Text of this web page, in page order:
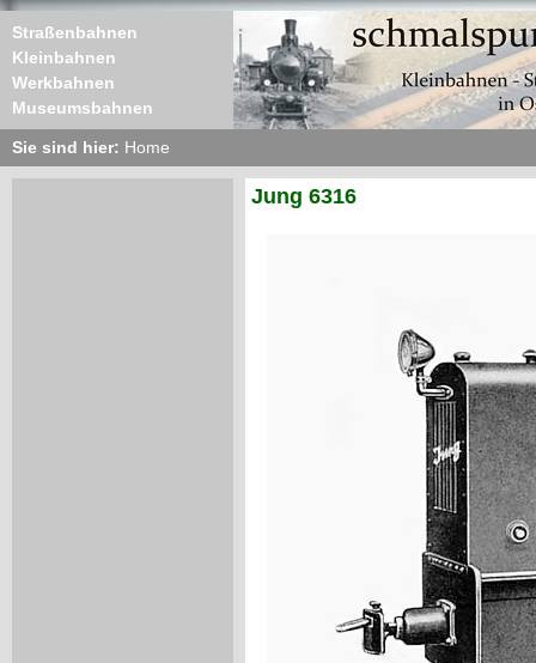
Straßenbahnen
Kleinbahnen
Werkbahnen
Museumsbahnen
Sie sind hier: Home
Jung 6316